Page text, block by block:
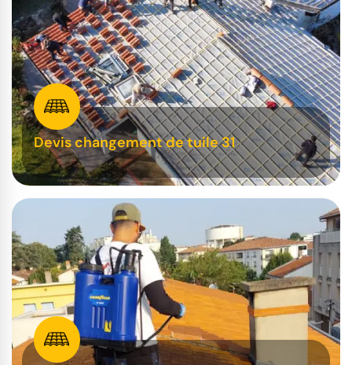
Devis changement de tuile 31